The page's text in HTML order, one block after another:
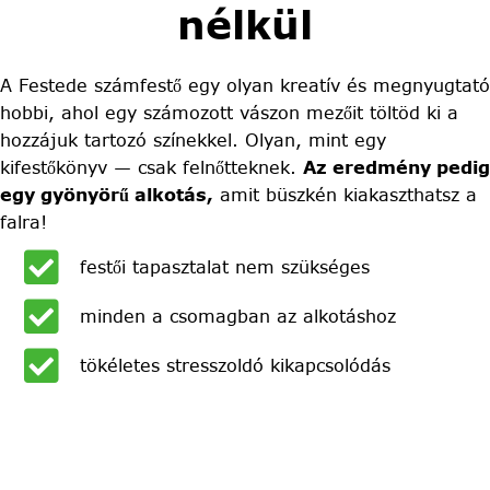
nélkül
A Festede számfestő egy olyan kreatív és megnyugtató
hobbi, ahol egy számozott vászon mezőit töltöd ki a
hozzájuk tartozó színekkel. Olyan, mint egy
kifestőkönyv — csak felnőtteknek. Az eredmény pedig
egy gyönyörű alkotás, amit büszkén kiakaszthatsz a
falra!
festői tapasztalat nem szükséges
minden a csomagban az alkotáshoz
tökéletes stresszoldó kikapcsolódás